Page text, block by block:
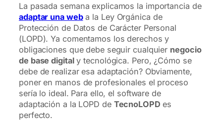
La pasada semana explicamos la importancia de
adaptar una weba la Ley Orgánica de
Protección de Datos de Carácter Personal
(LOPD). Ya comentamos los derechos y
obligaciones que debe seguir cualquier negocio
de base digitaly tecnológica. Pero, ¿Cómo se
debe de realizar esa adaptación? Obviamente,
poner en manos de profesionales el proceso
sería lo ideal. Para ello, el software de
adaptación a la LOPD de TecnoLOPD es
perfecto.